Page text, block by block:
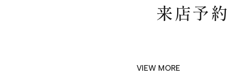
来店予約
VIEW MORE